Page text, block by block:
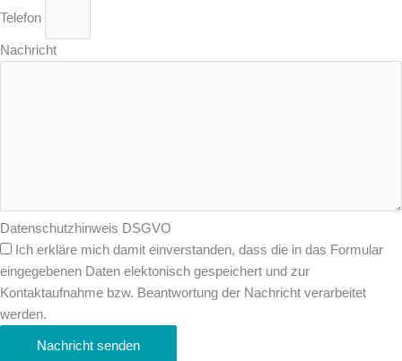
Telefon
Nachricht
Datenschutzhinweis DSGVO
Ich erkläre mich damit einverstanden, dass die in das Formular
eingegebenen Daten elektonisch gespeichert und zur
Kontaktaufnahme bzw. Beantwortung der Nachricht verarbeitet
werden.
Nachricht senden